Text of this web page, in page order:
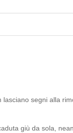
segni alla
giù da sola,